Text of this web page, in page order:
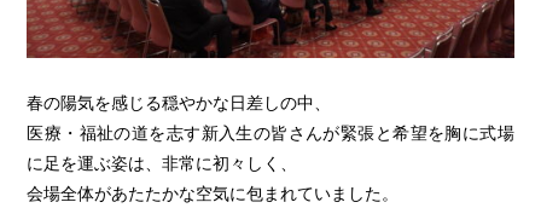
春の陽気を感じる穏やかな日差しの中、
医療・福祉の道を志す新入生の皆さんが緊張と希望を胸に式場
に足を運ぶ姿は、非常に初々しく、
会場全体があたたかな空気に包まれていました。